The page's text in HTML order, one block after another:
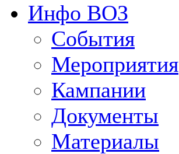
Инфо ВОЗ
События
Мероприятия
Кампании
Документы
Материалы